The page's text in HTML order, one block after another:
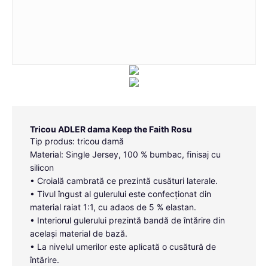
Tricou ADLER dama Keep the Faith Rosu
Tip produs: tricou damă
Material: Single Jersey, 100 % bumbac, finisaj cu
silicon
• Croială cambrată ce prezintă cusături laterale.
• Tivul îngust al gulerului este confecționat din
material raiat 1:1, cu adaos de 5 % elastan.
• Interiorul gulerului prezintă bandă de întărire din
același material de bază.
• La nivelul umerilor este aplicată o cusătură de
întărire.